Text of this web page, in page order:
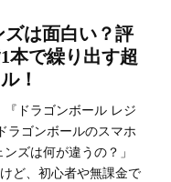
ズは面白い？評
本で繰り出す超
！
『ドラゴンボール レジ
ラゴンボールのスマホ
ズは何が違うの？」
ど、初心者や無課金で